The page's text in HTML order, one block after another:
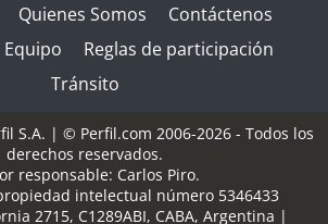
Quienes Somos
Contáctenos
Equipo
Reglas de participación
Tránsito
S.A. | © Perfil.com 2006-2026 - Todos los
derechos reservados.
responsable: Carlos Piro.
intelectual número 5346433
2715, C1289ABI, CABA, Argentina |